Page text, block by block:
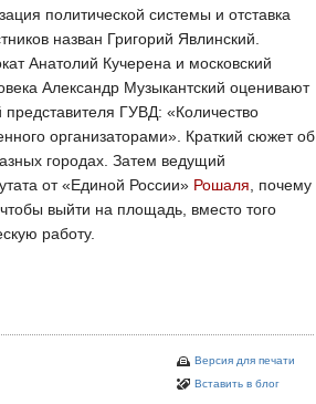
политической системы и отставка
назван Григорий Явлинский.
Анатолий Кучерена и московский
Александр Музыкантский оценивают
ГУВД: «Количество
организаторами». Краткий сюжет об
городах. Затем ведущий
от «Единой России» Рошаля , почему
выйти на площадь, вместо того
работу.
Версия для печати
Вставить в блог